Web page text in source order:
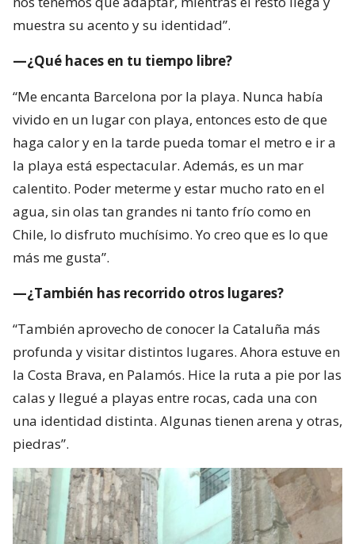
muestra su acento y su identidad”.
—¿Qué haces en tu tiempo libre?
“Me encanta Barcelona por la playa. Nunca había
vivido en un lugar con playa, entonces esto de que
haga calor y en la tarde pueda tomar el metro e ir a
la playa está espectacular. Además, es un mar
calentito. Poder meterme y estar mucho rato en el
agua, sin olas tan grandes ni tanto frío como en
Chile, lo disfruto muchísimo. Yo creo que es lo que
más me gusta”.
—¿También has recorrido otros lugares?
“También aprovecho de conocer la Cataluña más
profunda y visitar distintos lugares. Ahora estuve en
la Costa Brava, en Palamós. Hice la ruta a pie por las
calas y llegué a playas entre rocas, cada una con
una identidad distinta. Algunas tienen arena y otras,
piedras”.